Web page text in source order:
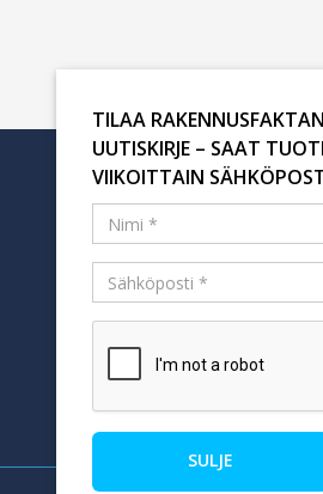
TILAA RAKENNUSFAKTAN
UUTISKIRJE – SAAT
VIIKOITTAIN
SULJE